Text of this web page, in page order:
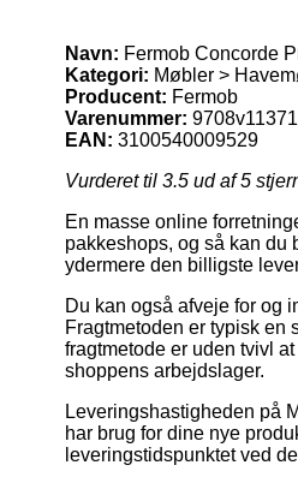
Navn: Fermob Concorde
Kategori: Møbler >
Producent: Fermob
Varenummer:
EAN: 3100540009529
Vurderet til 3.5 ud af 5
En masse online
pakkeshops, og så kan du
ydermere den billigste
Du kan også afveje for og
Fragtmetoden er typisk en
fragtmetode er uden tvivl
shoppens arbejdslager.
Leveringshastigheden på
har brug for dine nye
leveringstidspunktet ved